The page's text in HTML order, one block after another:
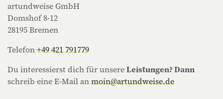
artundweise GmbH
Domshof 8-12
28195 Bremen
Telefon+49 421 791779
Du interessierst dich für unsereLeistungen? Dann
schreib eine E-Mail anmoin@artundweise.de